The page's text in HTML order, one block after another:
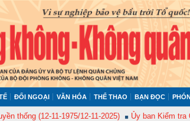
ĐỐI NGOẠI VĂN HÓA THỂ THAO BẠN ĐỌC
(12-11-1975/12-11-2025) Ủy ban Kiểm tra Quân